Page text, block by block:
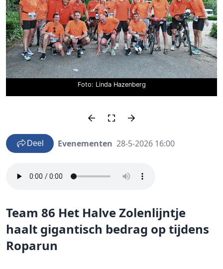
Foto: Linda Hazenberg
Deel Evenementen 28-5-2026 16:00
Team 86 Het Halve Zolenlijntje
haalt gigantisch bedrag op tijdens
Roparun